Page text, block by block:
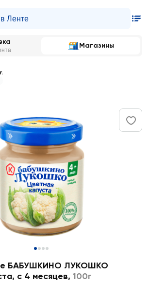
Магазины
БАБУШКИНО ЛУКОШКО
с 4 месяцев, 100г